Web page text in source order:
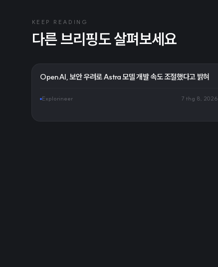
KEEP READING
다른 브리핑도 살펴보세요
OpenAI, 보안 우려로 Astra 모델 개발 속도 조절했다고 밝혀
Explorineer 7 thg 8, 2026